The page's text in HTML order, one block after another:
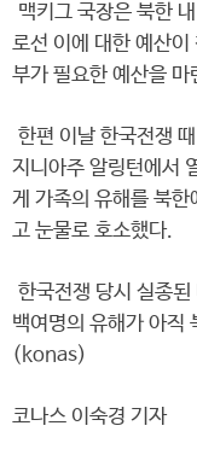
맥키그 국장은 북한
로선 이에 대한 예산
부가 필요한 예산을
한편 이날 한국전쟁
지니아주 알링턴에서
게 가족의 유해를 북
고 눈물로 호소했다.
한국전쟁 당시 실종
백여명의 유해가 아직
(konas)
코나스 이숙경 기자